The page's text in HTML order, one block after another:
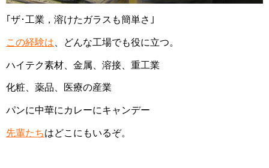
｢ザ･工業，溶けたガラスも簡単さ｣
この経験は 、どんな工場でも役に立つ。
ハイテク素材、金属、溶接、重工業
化粧、薬品、医療の産業
パンに中華にカレーにキャンデー
先輩たちはどこにもいるぞ。